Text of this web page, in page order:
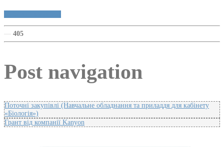
— 405
Post navigation
Поточні закупівлі (Навчальне обладнання та приладдя для кабінету
«Біологія»)
Грант від компанії Kanyon